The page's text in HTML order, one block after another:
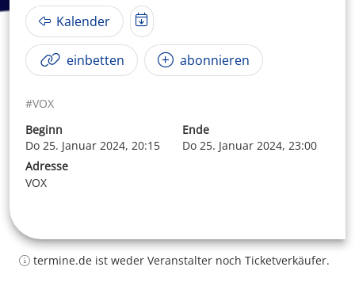
Kalender
einbetten abonnieren
#VOX
Beginn
Do 25. Januar 2024, 20:15
Ende
Do 25. Januar 2024, 23:00
Adresse
VOX
termine.de ist weder Veranstalter noch Ticketverkäufer.